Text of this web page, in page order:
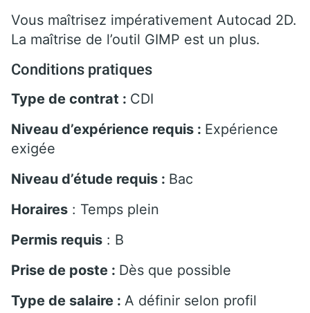
Vous maîtrisez impérativement Autocad 2D.
La maîtrise de l’outil GIMP est un plus.
Conditions pratiques
Type de contrat : CDI
Niveau d’expérience requis : Expérience
exigée
Niveau d’étude requis : Bac
Horaires : Temps plein
Permis requis : B
Prise de poste : Dès que possible
Type de salaire : A définir selon profil